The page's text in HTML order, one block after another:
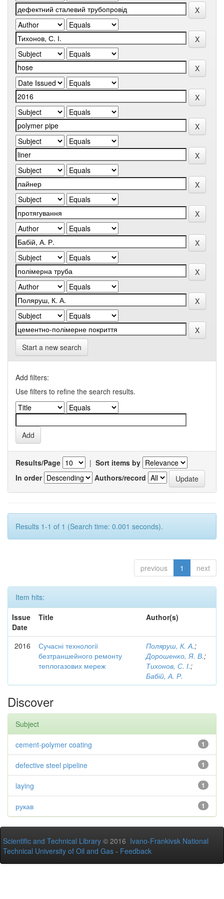
Start a new search
Add filters:
Use filters to refine the search results.
Results/Page | Sort items by
In order
Authors/record
Results 1-1 of 1 (Search time: 0.001 seconds).
previous 1 next
Item hits:
Issue
Date
Title Author(s)
2016
Сучасні технології
безтраншейного ремонту
теплогазових мереж
Поляруш, К. А.;
Дорошенко, Я. В.;
Тихонов, С. І.;
Бабій, А. Р.
Discover
Subject
1
cement-polymer coating
1
defective steel pipeline
1
laying
1
рукав
Scientific and Technical Library © 2016 Ivano-Frankivsk National
Technical University of Oil and Gas - Feedback